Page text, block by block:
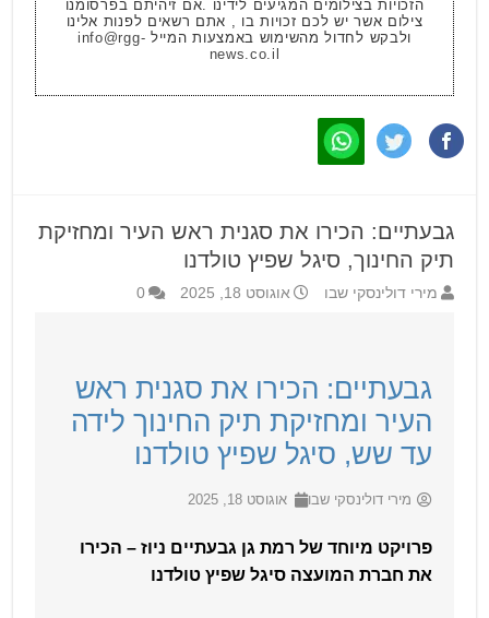
הזכויות בצילומים המגיעים לידינו .אם זיהיתם בפרסומנו
צילום אשר יש לכם זכויות בו , אתם רשאים לפנות אלינו
ולבקש לחדול מהשימוש באמצעות המייל info@rgg-
news.co.il
גבעתיים: הכירו את סגנית ראש העיר ומחזיקת
תיק החינוך, סיגל שפיץ טולדנו
מירי דולינסקי שבו אוגוסט 18, 2025 0
גבעתיים: הכירו את סגנית ראש
העיר ומחזיקת תיק החינוך לידה
עד שש, סיגל שפיץ טולדנו
מירי דולינסקי שבו אוגוסט 18, 2025
פרויקט מיוחד של רמת גן גבעתיים ניוז – הכירו
את חברת המועצה סיגל שפיץ טולדנו